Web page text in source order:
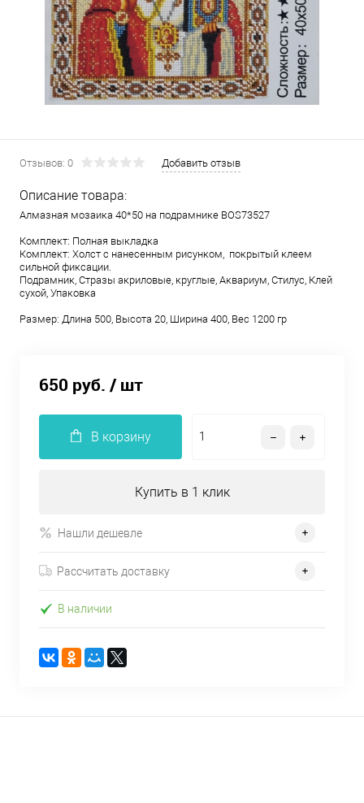
Отзывов: 0 Добавить отзыв
Описание товара:
Алмазная мозаика 40*50 на подрамнике BOS73527
Комплект: Полная выкладка
Комплект: Холст с нанесенным рисунком, покрытый клеем
сильной фиксации.
Подрамник, Стразы акриловые, круглые, Аквариум, Стилус, Клей
сухой, Упаковка
Размер: Длина 500, Высота 20, Ширина 400, Вес 1200 гр
650 руб. / шт
В корзину
Купить в 1 клик
Нашли дешевле
Рассчитать доставку
В наличии